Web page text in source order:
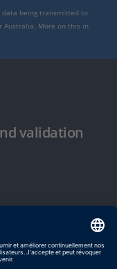
data being transmitted to
Australia. More on this in
validation